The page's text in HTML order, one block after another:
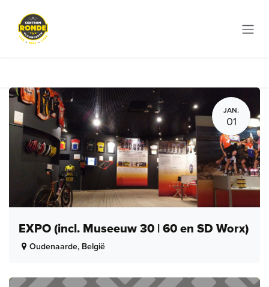
JAN.
01
EXPO (incl. Museeuw 30 | 60 en SD Worx)
Oudenaarde, België